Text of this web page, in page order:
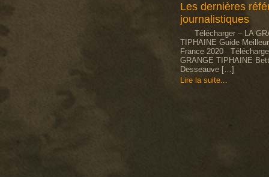
Les dernières
journalistiques
Télécharger – LA
TIPHAINE Guide
France 2020
GRANGE TIPHAINE
Desseauve […]
Lire la suite...